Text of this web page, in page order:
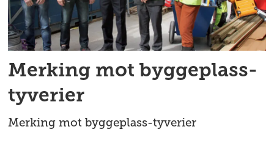
Merking mot byggeplass-
tyverier
Merking mot byggeplass-tyverier